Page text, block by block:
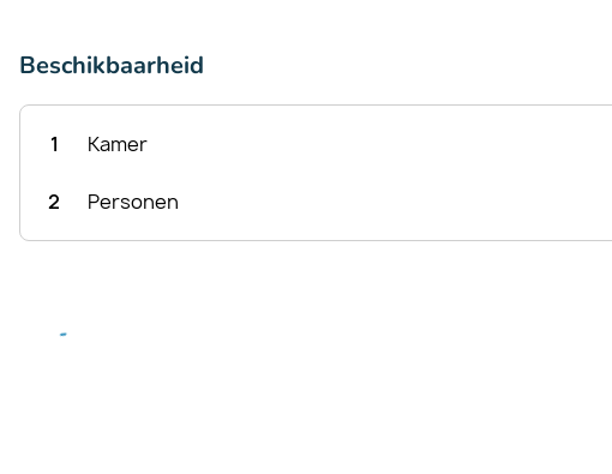
Beschikbaarheid
1 Kamer
2 Personen